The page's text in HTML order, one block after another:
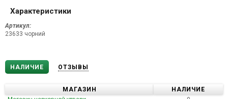
Характеристики
Артикул:
23633 чорний
НАЛИЧИЕ ОТЗЫВЫ
МАГАЗИН
НАЛИЧИЕ